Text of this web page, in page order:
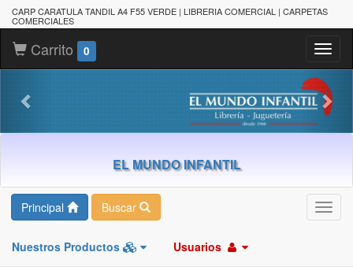
CARP CARATULA TANDIL A4 F55 VERDE | LIBRERIA COMERCIAL | CARPETAS
COMERCIALES
Carrito 0
EL MUNDO INFANTIL
Principal Buscar
Nuestros Productos Usuarios